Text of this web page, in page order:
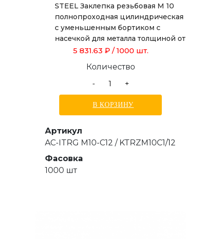
STEEL Заклепка резьбовая М 10
полнопроходная цилиндрическая
с уменьшенным бортиком с
насечкой для металла толщиной от
1,0 до 3,5 мм, длиной 19,0 мм
5 831.63 ₽ / 1000 шт.
Количество
-
+
В КОРЗИНУ
Артикул
AC-ITRG M10-C12 / KTRZM10C1/12
Фасовка
1000 шт